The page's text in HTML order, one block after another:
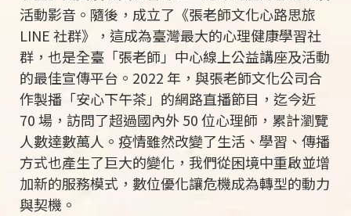
活動影音。隨後，成立了《張老師文化心路思旅
LINE社群》，這成為臺灣最大的心理健康學習社
群，也是全臺「張老師」中心線上公益講座及活動
的最佳宣傳平台。 2022年，與張老師文化公司合
作製播「安心下午茶」的網路直播節目，迄今近
70場，訪問了超過國內外50位心理師，累計瀏覽
人數達數萬人。疫情雖然改變了生活、學習、傳播
方式也產生了巨大的變化，我們從困境中重啟並增
加新的服務模式，數位優化讓危機成為轉型的動力
與契機。